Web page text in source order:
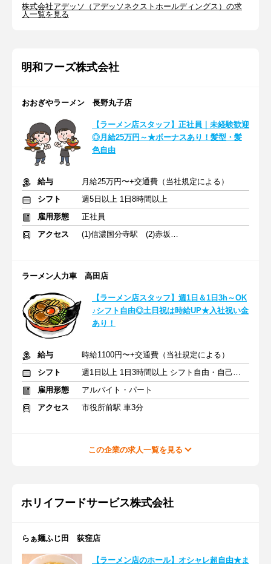
株式会社アデッソ（アデッソネクストホールディングス）の求
人一覧を見る
明和フーズ株式会社
おおぎやラーメン 長野丸子店
【ラーメン店スタッフ】正社員｜未経験歓迎
◎月給25万円～★ボーナスあり！髪型・髪
色自由
給与
月給25万円〜+交通費（当社規定による）
シフト
週5日以上 1日8時間以上
雇用形態
正社員
アクセス
(1)信濃国分寺駅 (2)赤坂上駅 (3)信濃追分駅
ラーメン人力車 高田店
【ラーメン店スタッフ】週1日＆1日3h～OK
♪シフト自由◎土日祝は時給UP★入社祝い金
あり！
給与
時給1100円〜+交通費（当社規定による）
シフト
週1日以上 1日3時間以上 シフト自由・自己申告
雇用形態
アルバイト・パート
アクセス
市役所前駅 車3分
この企業の求人一覧を見る
ホリイフードサービス株式会社
らぁ麺ふじ田 荻窪店
【ラーメン店のホール】オシャレ超自由★ま